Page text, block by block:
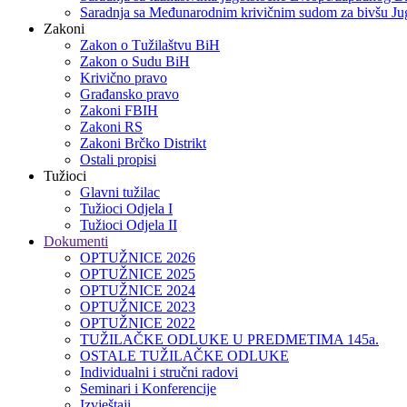
Saradnja sa Međunarodnim krivičnim sudom za bivšu
Zakoni
Zakon o Тužilaštvu BiH
Zakon o Sudu BiH
Krivično pravo
Građansko pravo
Zakoni FBIH
Zakoni RS
Zakoni Brčko Distrikt
Ostali propisi
Tužioci
Glavni tužilac
Tužioci Odjela I
Tužioci Odjela II
Dokumenti
OPTUŽNICE 2026
OPTUŽNICE 2025
OPTUŽNICE 2024
OPTUŽNICE 2023
OPTUŽNICE 2022
TUŽILAČKE ODLUKE U PREDMETIMA 145a.
OSTALE TUŽILAČKE ODLUKE
Individualni i stručni radovi
Seminari i Konferencije